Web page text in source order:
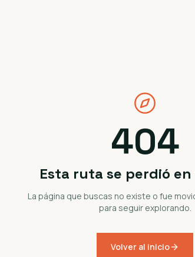
404
Esta ruta se perdió
La página que buscas no existe o fue
para seguir explorando.
Volver al inicio